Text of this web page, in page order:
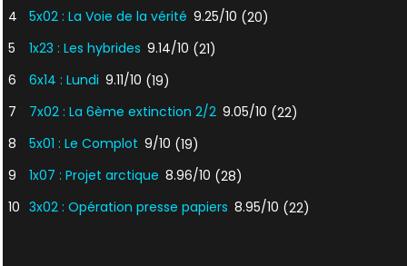
4
5x02 : La Voie de la vérité 9.25/10 (20)
5
1x23 : Les hybrides 9.14/10 (21)
6
6x14 : Lundi 9.11/10 (19)
7
7x02 : La 6ème extinction 2/2 9.05/10 (22)
8
5x01 : Le Complot 9/10 (19)
9
1x07 : Projet arctique 8.96/10 (28)
10 3x02 : Opération presse papiers 8.95/10 (22)